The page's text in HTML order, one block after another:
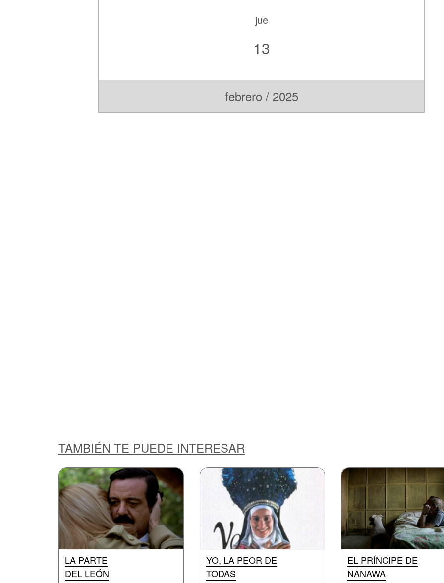
jue
13
febrero / 2025
TAMBIÉN TE PUEDE INTERESAR
LA PARTE
DEL LEÓN
YO, LA PEOR DE
TODAS
EL PRÍNCIPE DE
NANAWA